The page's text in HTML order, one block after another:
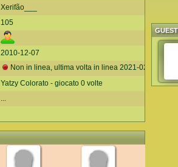
Xerifão___
105
2010-12-07
Non in linea, ultima volta in linea 2021-02-09
Yatzy Colorato - giocato 0 volte
...